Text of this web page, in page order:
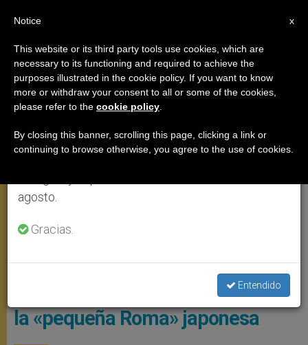
VIAJES
El Papa En Nagasaki © Vatican Media
Japón: El Papa visita Nagasaki,
la «pequeña Roma» japonesa
×
Aviso importante
Del 27 de julio al 7 de agosto haremos la pausa
anual, aprovechando que en el periodo de verano
se generan menos informaciones y también el
agosto.
Gracias.
Entendido
x
Notice
This website or its third party tools use cookies, which are
necessary to its functioning and required to achieve the
purposes illustrated in the cookie policy. If you want to know
more or withdraw your consent to all or some of the cookies,
please refer to the cookie policy
By closing this banner, scrolling this page, clicking a link or
continuing to browse otherwise, you agree to the use of cookies.